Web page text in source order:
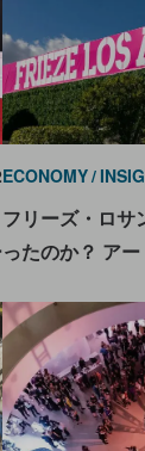
ECONOMY
フリーズ・ロサ
ったのか？ ア